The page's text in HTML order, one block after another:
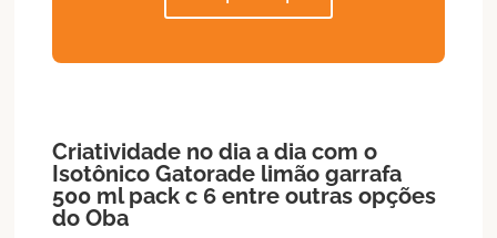
Criatividade no dia a dia com o
Isotônico Gatorade limão garrafa
500 ml pack c 6 entre outras opções
do Oba